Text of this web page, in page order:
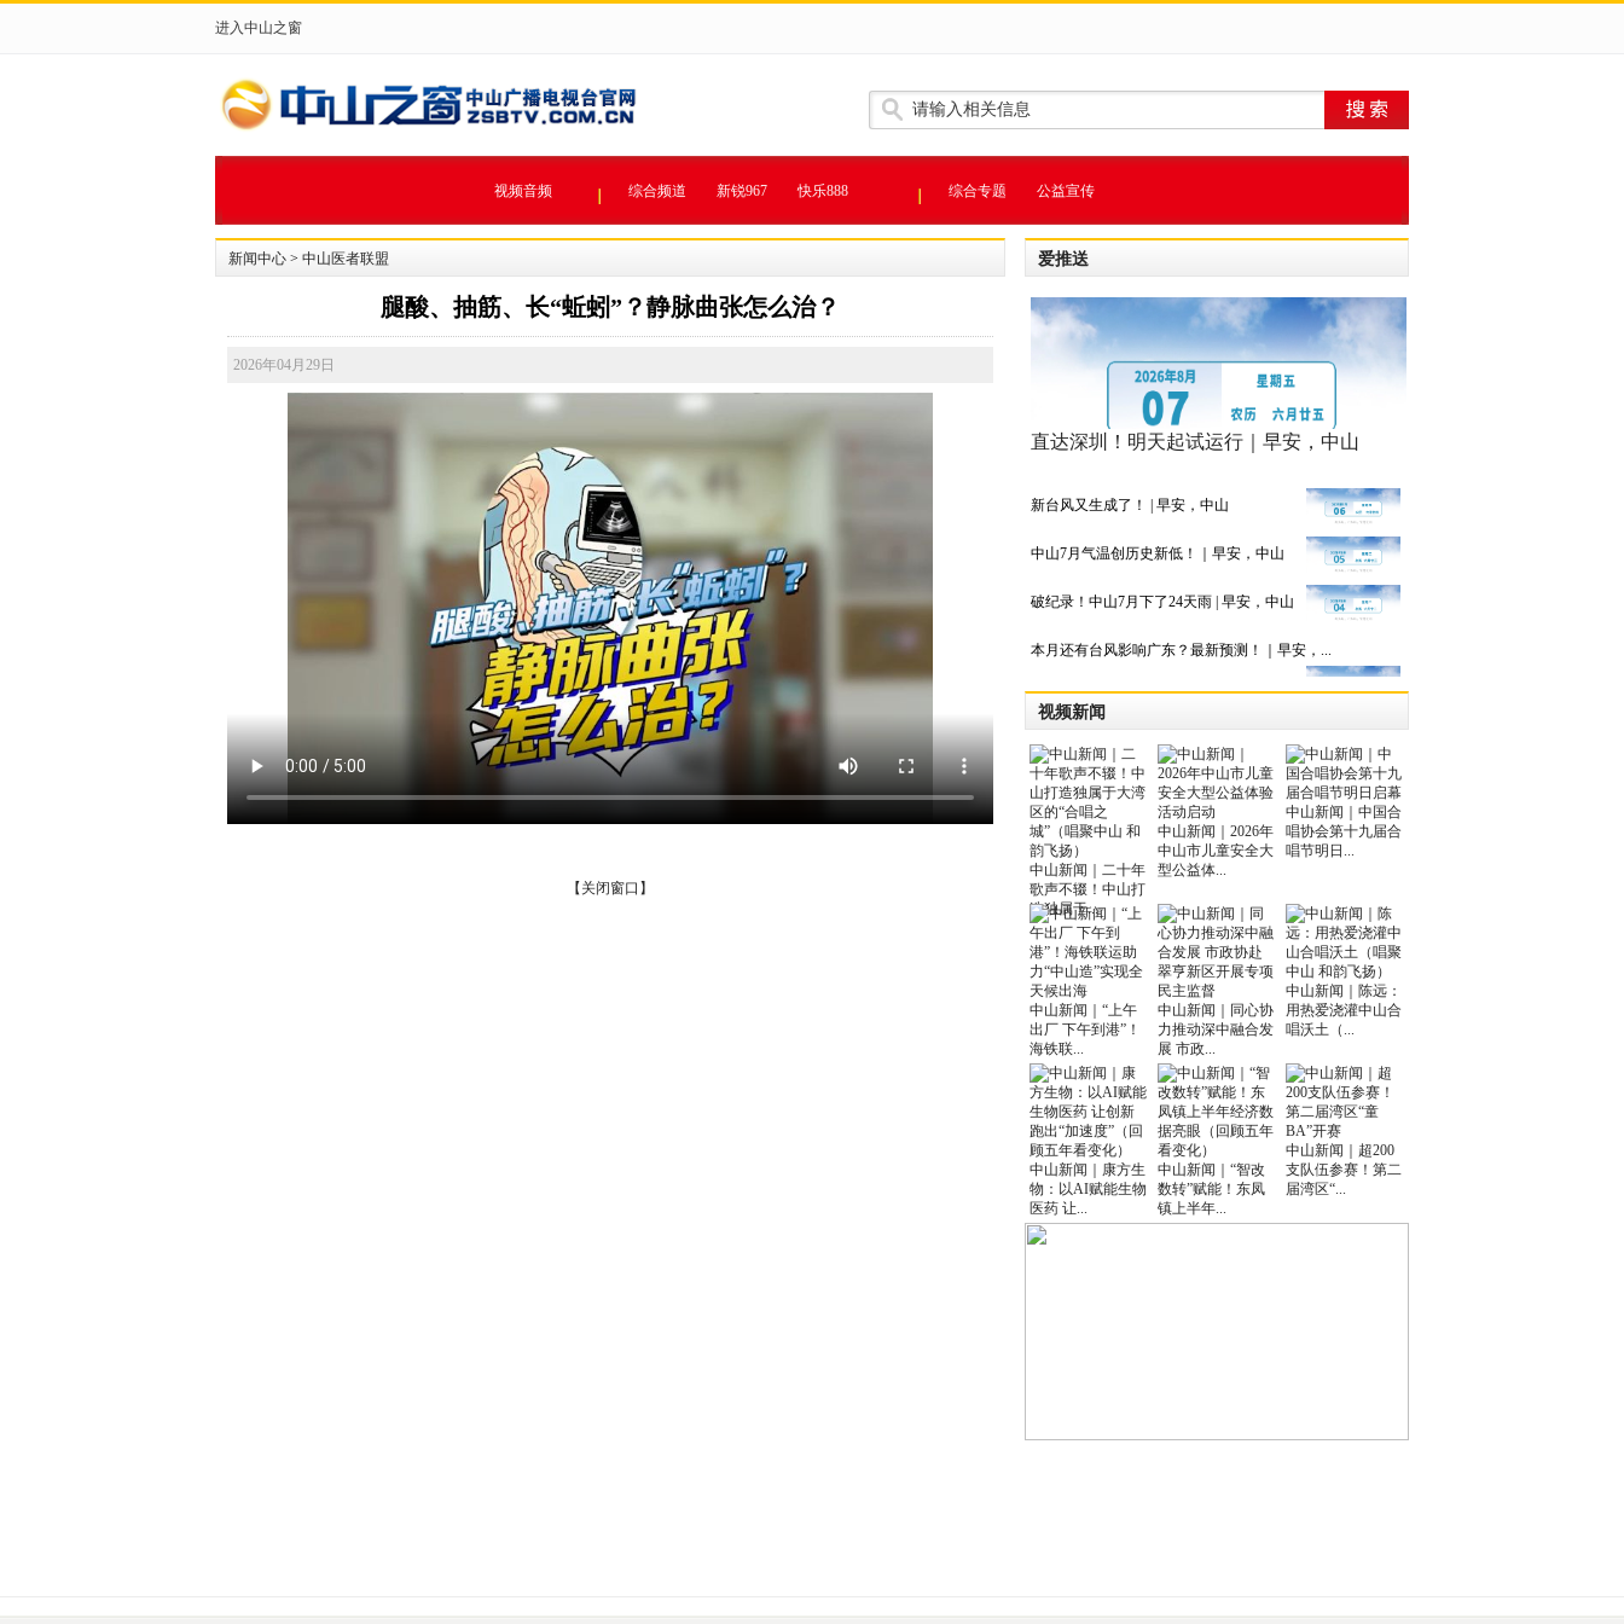
进入中山之窗
视频音频 综合频道 新锐967 快乐888 综合专题 公益宣传
新闻中心 > 中山医者联盟
腿酸、抽筋、长“蚯蚓”？静脉曲张怎么治？
2026年04月29日
【关闭窗口】
爱推送
直达深圳！明天起试运行｜早安，中山
新台风又生成了！ | 早安，中山
中山7月气温创历史新低！｜早安，中山
破纪录！中山7月下了24天雨 | 早安，中山
本月还有台风影响广东？最新预测！｜早安，...
视频新闻
中山新闻｜二十年
歌声不辍！中山打
造独属于...
中山新闻｜2026年
中山市儿童安全大
型公益体...
中山新闻｜中国合
唱协会第十九届合
唱节明日...
中山新闻｜“上午
出厂 下午到港”！
海铁联...
中山新闻｜同心协
力推动深中融合发
展 市政...
中山新闻｜陈远：
用热爱浇灌中山合
唱沃土（...
中山新闻｜康方生
物：以AI赋能生物
医药 让...
中山新闻｜“智改
数转”赋能！东凤
镇上半年...
中山新闻｜超200
支队伍参赛！第二
届湾区“...